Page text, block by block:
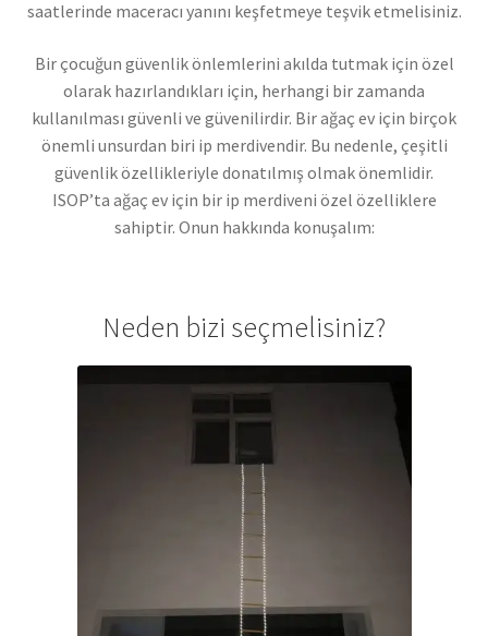
saatlerinde maceracı yanını keşfetmeye teşvik etmelisiniz.
Bir çocuğun güvenlik önlemlerini akılda tutmak için özel
olarak hazırlandıkları için, herhangi bir zamanda
kullanılması güvenli ve güvenilirdir. Bir ağaç ev için birçok
önemli unsurdan biri ip merdivendir. Bu nedenle, çeşitli
güvenlik özellikleriyle donatılmış olmak önemlidir.
ISOP’ta ağaç ev için bir ip merdiveni özel özelliklere
sahiptir. Onun hakkında konuşalım:
Neden bizi seçmelisiniz?